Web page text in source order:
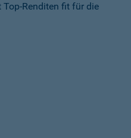
Top-Renditen fit für die